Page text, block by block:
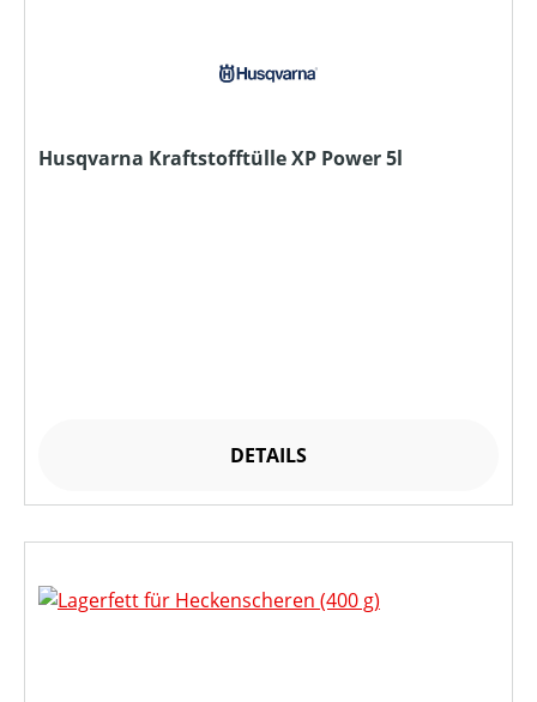
Husqvarna Kraftstofftülle XP Power 5l
DETAILS